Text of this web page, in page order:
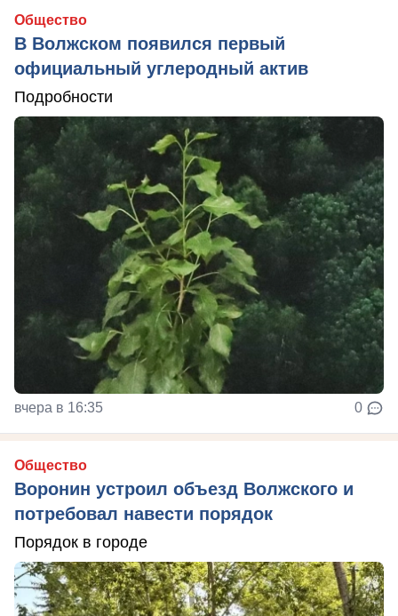
Общество
В Волжском появился первый
официальный углеродный актив
Подробности
вчера в 16:35 0
Общество
Воронин устроил объезд Волжского и
потребовал навести порядок
Порядок в городе